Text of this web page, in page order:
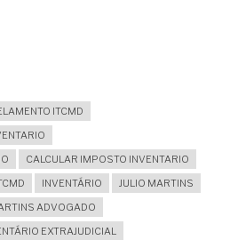
ITCMD
CALCULAR IMPOSTO INVENTARIO
INVENTÁRIO
JULIO MARTINS
ADVOGADO
EXTRAJUDICIAL